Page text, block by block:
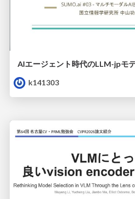
AIエージェント時代のLLM-jpモ
k141303